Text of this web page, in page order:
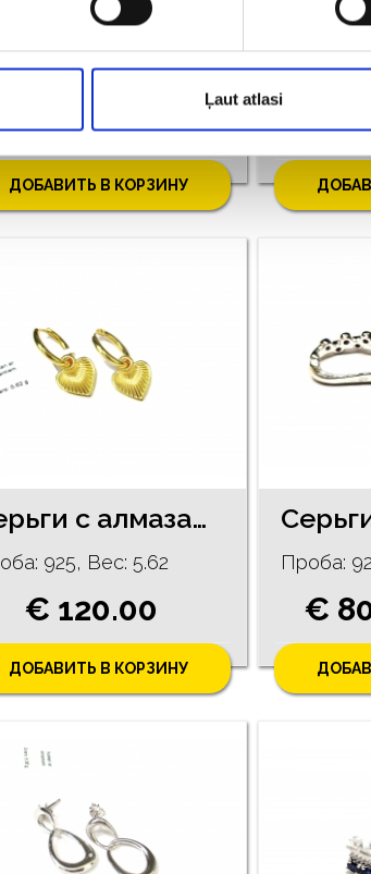
Ļaut atlasi
180/5745
925, Bес: 5.50
€ 125.00
ДОБАВИТЬ В КОРЗИНУ
Проба:
€
Cерьги c алмазaми (0.02 ct) 11/5255
925, Bес: 5.62
€ 120.00
ДОБАВИТЬ В КОРЗИНУ
Проба:
€